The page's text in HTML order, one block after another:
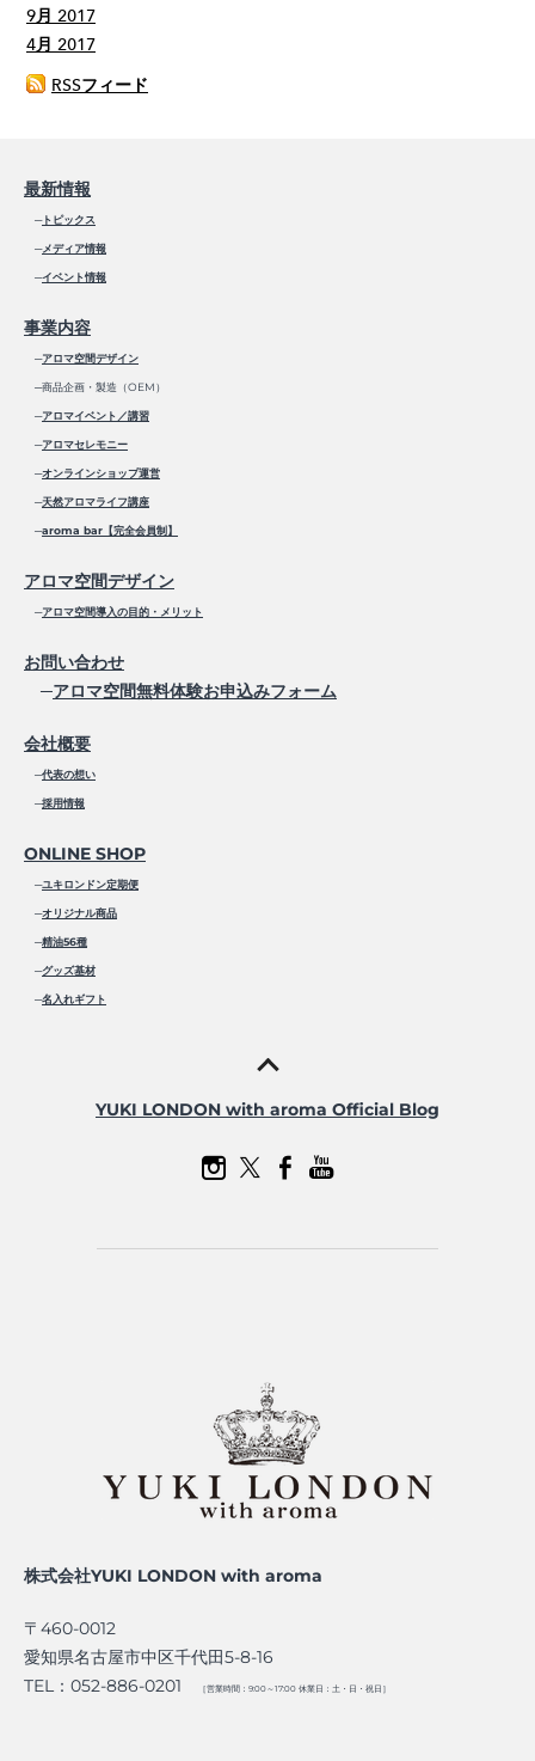
9月 2017
4月 2017
RSSフィード
最新情報
─トピックス
─メディア情報
─イベント情報
事業内容
─アロマ空間デザイン
─商品企画・製造（OEM）
─アロマイベント／講習
─アロマセレモニー
─オンラインショップ運営
─天然アロマライフ講座
─aroma bar【完全会員制】
アロマ空間デザイン
─アロマ空間導入の目的・メリット
お問い合わせ
─アロマ空間無料体験お申込みフォーム
会社概要
─代表の想い
─採用情報
ONLINE SHOP
─ユキロンドン定期便
─オリジナル商品
─精油56種
─グッズ基材
─名入れギフト
YUKI LONDON with aroma Official Blog
株式会社YUKI LONDON with aroma
〒460-0012
愛知県名古屋市中区千代田5-8-16
TEL：052-886-0201
［営業時間：9:00～17:00 休業日：土・日・祝日］